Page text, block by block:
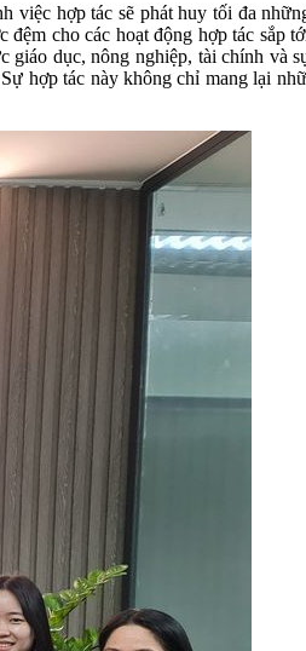
hợp tác sẽ phát huy tối đa
cho các hoạt động hợp tác
dục, nông nghiệp, tài chính và
hợp tác này không chỉ mang lại